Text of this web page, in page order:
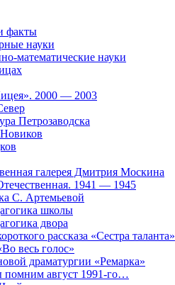
факты
науки
математические науки
2000 — 2003
Петрозаводска
галерея Дмитрия Москина
1941 — 1945
С. Артемьевой
школы
двора
рассказа «Сестра таланта»
весь голос»
драматургии «Ремарка»
август 1991-го…